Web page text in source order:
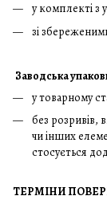
у комплекті з
зі
Заводська
у товарному
без розривів,
чи інших
стосується
ТЕРМІНИ